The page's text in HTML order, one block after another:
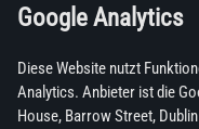
Google Analytics
Diese Website nutzt
Analytics. Anbieter ist die
House, Barrow Street,